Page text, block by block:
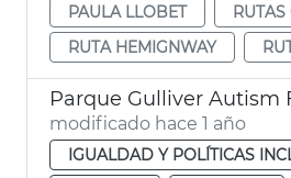
PAULA LLOBET
RUTAS
RUTA HEMIGNWAY
modificado hace 1 año
IGUALDAD Y POLÍTICAS